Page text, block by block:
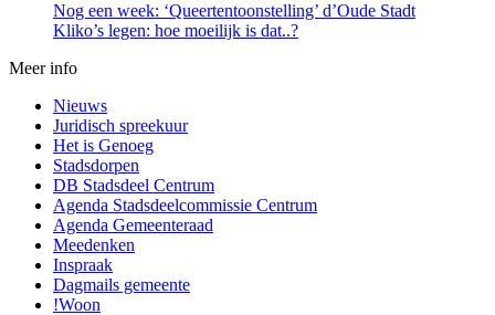
Nog een week: ‘Queertentoonstelling’ d’Oude Stadt
Kliko’s legen: hoe moeilijk is dat..?
Meer info
Nieuws
Juridisch spreekuur
Het is Genoeg
Stadsdorpen
DB Stadsdeel Centrum
Agenda Stadsdeelcommissie Centrum
Agenda Gemeenteraad
Meedenken
Inspraak
Dagmails gemeente
!Woon